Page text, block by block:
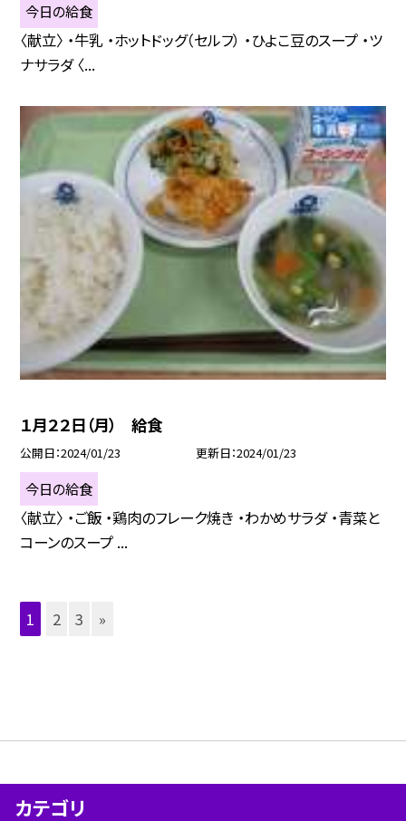
今日の給食
〈献立〉 ・牛乳 ・ホットドッグ（セルフ） ・ひよこ豆のスープ ・ツ
ナサラダ 〈...
１月２２日（月） 給食
公開日 2024/01/23 更新日 2024/01/23
今日の給食
〈献立〉 ・ご飯 ・鶏肉のフレーク焼き ・わかめサラダ ・青菜と
コーンのスープ ...
1 2 3 »
カテゴリ